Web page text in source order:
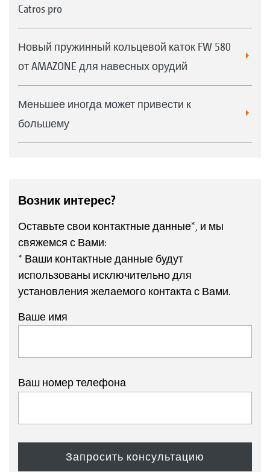
Catros pro
Новый пружинный кольцевой каток FW 580
от AMAZONE для навесных орудий
Меньшее иногда может привести к
большему
Возник интерес?
Оставьте свои контактные данные*, и мы
свяжемся с Вами:
* Ваши контактные данные будут
использованы исключительно для
установления желаемого контакта с Вами.
Ваше имя
Ваш номер телефона